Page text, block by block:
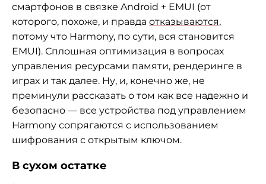
смартфонов в связке Android + EMUI (от
которого, похоже, и правда отказываются,
потому что Harmony, по сути, вся становится
EMUI). Сплошная оптимизация в вопросах
управления ресурсами памяти, рендеринге в
играх и так далее. Ну, и, конечно же, не
преминули рассказать о том как все надежно и
безопасно — все устройства под управлением
Harmony сопрягаются с использованием
шифрования с открытым ключом.
В сухом остатке